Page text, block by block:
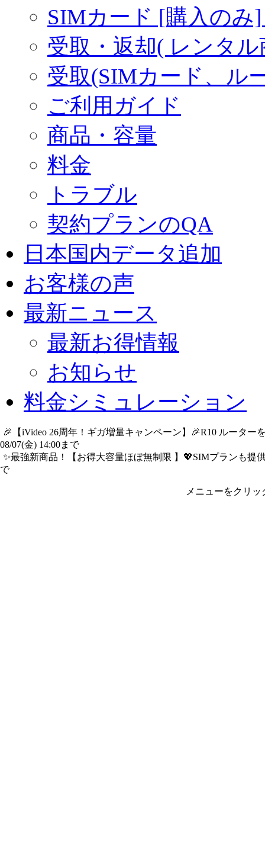
SIMカード [購入のみ
受取・返却( レンタ
受取(SIMカード、ル
ご利用ガイド
商品・容量
料金
トラブル
契約プランのQA
日本国内データ追加
お客様の声
最新ニュース
最新お得情報
お知らせ
料金シミュレーション
🎉【iVideo 26周年！ギガ増量キャンペーン】🎉R10 ルータ
08/07(金) 14:00まで
✨️最強新商品！【お得大容量ほぼ無制限 】💖SIMプランも提
で
メニューをクリ